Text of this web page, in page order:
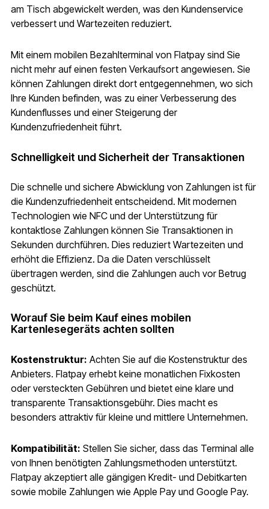
am Tisch abgewickelt werden, was den Kundenservice
verbessert und Wartezeiten reduziert.
Mit einem mobilen Bezahlterminal von Flatpay sind Sie
nicht mehr auf einen festen Verkaufsort angewiesen. Sie
können Zahlungen direkt dort entgegennehmen, wo sich
Ihre Kunden befinden, was zu einer Verbesserung des
Kundenflusses und einer Steigerung der
Kundenzufriedenheit führt.
Schnelligkeit und Sicherheit der Transaktionen
Die schnelle und sichere Abwicklung von Zahlungen ist für
die Kundenzufriedenheit entscheidend. Mit modernen
Technologien wie NFC und der Unterstützung für
kontaktlose Zahlungen können Sie Transaktionen in
Sekunden durchführen. Dies reduziert Wartezeiten und
erhöht die Effizienz. Da die Daten verschlüsselt
übertragen werden, sind die Zahlungen auch vor Betrug
geschützt.
Worauf Sie beim Kauf eines mobilen
Kartenlesegeräts achten sollten
Kostenstruktur: Achten Sie auf die Kostenstruktur des
Anbieters. Flatpay erhebt keine monatlichen Fixkosten
oder versteckten Gebühren und bietet eine klare und
transparente Transaktionsgebühr. Dies macht es
besonders attraktiv für kleine und mittlere Unternehmen.
Kompatibilität: Stellen Sie sicher, dass das Terminal alle
von Ihnen benötigten Zahlungsmethoden unterstützt.
Flatpay akzeptiert alle gängigen Kredit- und Debitkarten
sowie mobile Zahlungen wie Apple Pay und Google Pay.